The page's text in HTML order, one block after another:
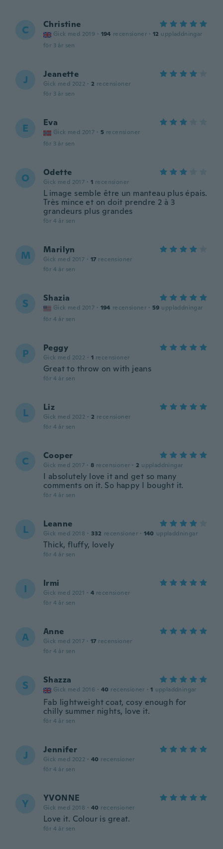
C Christine
Gick med 2019 · 194 recensioner · 12 uppladdningar
för 3 år sen
J Jeanette
Gick med 2022 · 2 recensioner
för 3 år sen
E Eva
Gick med 2017 · 5 recensioner
för 3 år sen
O Odette
Gick med 2017 · 1 recensioner
L image semble être un manteau plus épais.
Très mince et on doit prendre 2 à 3
grandeurs plus grandes
för 4 år sen
M Marilyn
Gick med 2017 · 17 recensioner
för 4 år sen
S Shazia
Gick med 2017 · 194 recensioner · 59 uppladdningar
för 4 år sen
P Peggy
Gick med 2022 · 1 recensioner
Great to throw on with jeans
för 4 år sen
L Liz
Gick med 2022 · 2 recensioner
för 4 år sen
C Cooper
Gick med 2017 · 8 recensioner · 2 uppladdningar
I absolutely love it and get so many
comments on it. So happy I bought it.
för 4 år sen
L Leanne
Gick med 2018 · 332 recensioner · 140 uppladdningar
Thick, fluffy, lovely
för 4 år sen
I Irmi
Gick med 2021 · 4 recensioner
för 4 år sen
A Anne
Gick med 2017 · 17 recensioner
för 4 år sen
S Shazza
Gick med 2016 · 40 recensioner · 1 uppladdningar
Fab lightweight coat, cosy enough for
chilly summer nights, love it.
för 4 år sen
J Jennifer
Gick med 2022 · 40 recensioner
för 4 år sen
Y YVONNE
Gick med 2018 · 40 recensioner
Love it. Colour is great.
för 4 år sen